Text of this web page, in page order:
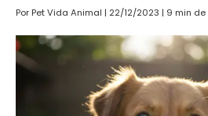
Por Pet Vida Animal | 22/12/2023 | 9 min de